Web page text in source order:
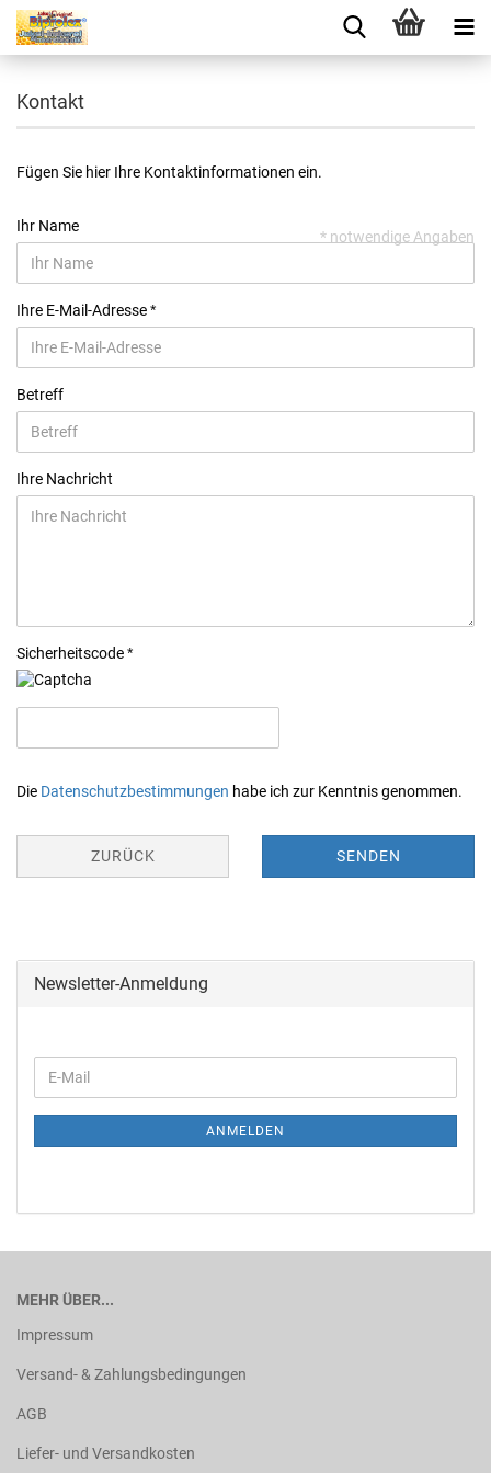
Kontakt
Fügen Sie hier Ihre Kontaktinformationen ein.
Ihr Name
Ihre E-Mail-Adresse
Betreff
Ihre Nachricht
Sicherheitscode
Die Datenschutzbestimmungen habe ich zur Kenntnis genommen.
ZURÜCK SENDEN
* notwendige Angaben
Newsletter-Anmeldung
ANMELDEN
MEHR ÜBER...
Impressum
Versand- & Zahlungsbedingungen
AGB
Liefer- und Versandkosten